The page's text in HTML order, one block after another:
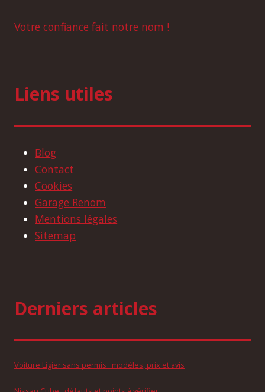
Votre confiance fait notre nom !
Liens utiles
Blog
Contact
Cookies
Garage Renom
Mentions légales
Sitemap
Derniers articles
Voiture Ligier sans permis : modèles, prix et avis